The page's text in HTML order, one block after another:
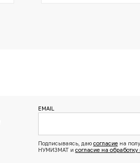
EMAIL
Подписываясь, даю согласиена
НУМИЗМАТ и согласие на